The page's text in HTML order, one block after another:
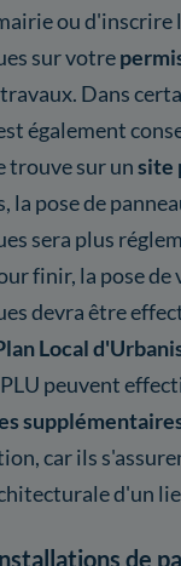
ou d'inscrire
sur votre
Dans
également
trouve sur unsite
la pose de
sera plus
finir, la pose de
devra être
Local
peuvent
car ils
d'un
de